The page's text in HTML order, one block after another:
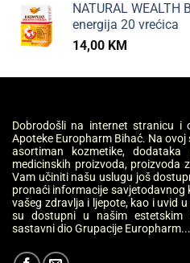
NATURAL WEALTH
energija 20 vrećica
14,00 KM
Dobrodošli na internet stranicu i
Apoteke Europharm Bihać. Na
asortiman kozmetike, dodataka
medicinskih proizvoda, proizvoda
Vam učiniti našu uslugu još
pronaći informacije savjetodavnog
vašeg zdravlja i ljepote, kao i uvid
su dostupni u našim estetskim
sastavni dio Grupacije Europharm...